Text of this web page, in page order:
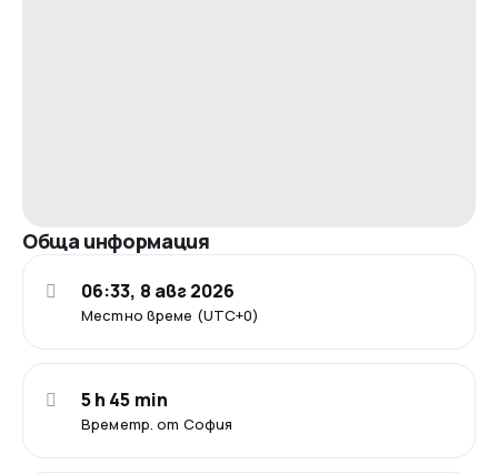
Обща информация
Местно време (UTC+0)
06:33, 8 авг 2026
Времетр. от София
5 h 45 min